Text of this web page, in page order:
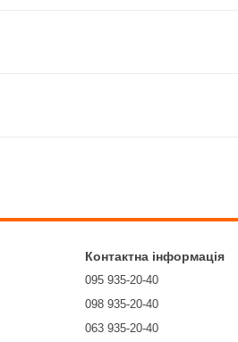
Контактна інформація
095 935-20-40
098 935-20-40
063 935-20-40